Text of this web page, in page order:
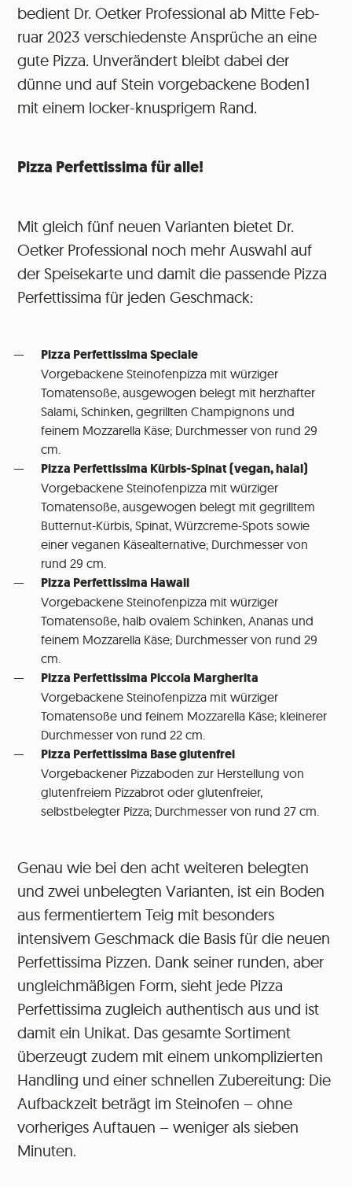
bedient Dr. Oetker Professional ab Mitte Feb-
ruar 2023 verschiedenste Ansprüche an eine
gute Pizza. Unverändert bleibt dabei der
dünne und auf Stein vorgebackene Boden1
mit einem locker-knusprigem Rand.
Pizza Perfettissima für alle!
Mit gleich fünf neuen Varianten bietet Dr.
Oetker Professional noch mehr Auswahl auf
der Speisekarte und damit die passende Pizza
Perfettissima für jeden Geschmack:
Pizza Perfettissima Speciale
⁠Vorgebackene Steinofenpizza mit würziger
Tomatensoße, ausgewogen belegt mit herzhafter
Salami, Schinken, gegrillten Champignons und
feinem Mozzarella Käse; Durchmesser von rund 29
cm.
Pizza Perfettissima Kürbis-Spinat (vegan, halal)
⁠Vorgebackene Steinofenpizza mit würziger
Tomatensoße, ausgewogen belegt mit gegrilltem
Butternut-Kürbis, Spinat, Würzcreme-Spots sowie
einer veganen Käsealternative; Durchmesser von
rund 29 cm.
Pizza Perfettissima Hawaii
⁠Vorgebackene Steinofenpizza mit würziger
Tomatensoße, halb ovalem Schinken, Ananas und
feinem Mozzarella Käse; Durchmesser von rund 29
cm.
Pizza Perfettissima Piccola Margherita
⁠Vorgebackene Steinofenpizza mit würziger
Tomatensoße und feinem Mozzarella Käse; kleinerer
Durchmesser von rund 22 cm.
Pizza Perfettissima Base glutenfrei
⁠Vorgebackener Pizzaboden zur Herstellung von
glutenfreiem Pizzabrot oder glutenfreier,
selbstbelegter Pizza; Durchmesser von rund 27 cm.
Genau wie bei den acht weiteren belegten
und zwei unbelegten Varianten, ist ein Boden
aus fermentiertem Teig mit besonders
intensivem Geschmack die Basis für die neuen
Perfettissima Pizzen. Dank seiner runden, aber
ungleichmäßigen Form, sieht jede Pizza
Perfettissima zugleich authentisch aus und ist
damit ein Unikat. Das gesamte Sortiment
überzeugt zudem mit einem unkomplizierten
Handling und einer schnellen Zubereitung: Die
Aufbackzeit beträgt im Steinofen – ohne
vorheriges Auftauen – weniger als sieben
Minuten.